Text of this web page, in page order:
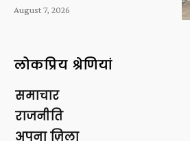
August 7, 2026
लोकप्रिय श्रेणियां
समाचार
राजनीति
अपना ज़िला